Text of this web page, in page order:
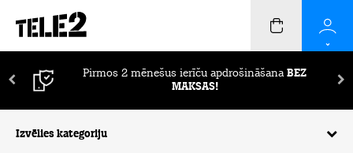
Pirmos 2 mēnešus ierīču apdrošināšana BEZ
MAKSAS!
Izvēlies kategoriju